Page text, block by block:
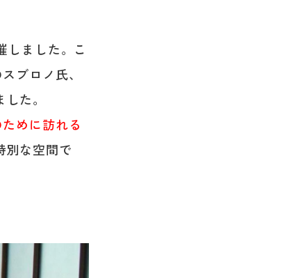
しました。こ
ブロノ氏、
た。
めに訪れる
別な空間で